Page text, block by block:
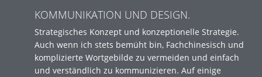
KOMMUNIKATION UND DESIGN.
Strategisches Konzept und konzeptionelle Strategie.
Auch wenn ich stets bemüht bin, Fachchinesisch und
komplizierte Wortgebilde zu vermeiden und einfach
und verständlich zu kommunizieren. Auf einige